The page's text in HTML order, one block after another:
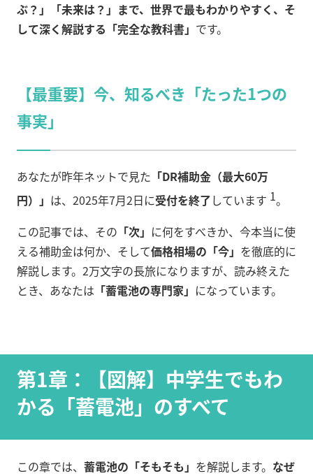
ぶ？」「未来は？」まで、世界で最もわかりやすく、そ
して深く解説する「完全な教科書」 です。
【最重要】今、知るべき「たった1つの
事実」
あなたが昨年ネットで見た 「DR補助金（最大60万
円）」 は、2025年7月2日に受付を終了しています 1。
この記事では、その 「次」 に何をすべきか、今本当に使
える補助金は何か、そして価格相場の「今」 を徹底的に
解説します。2万文字の長旅になりますが、読み終えた
とき、あなたは 「蓄電池の専門家」 になっています。
第1章：【図解】中学生でもわ
かる「蓄電池」のすべて
この章では、 蓄電池の「そもそも」 を解説します。 なぜ